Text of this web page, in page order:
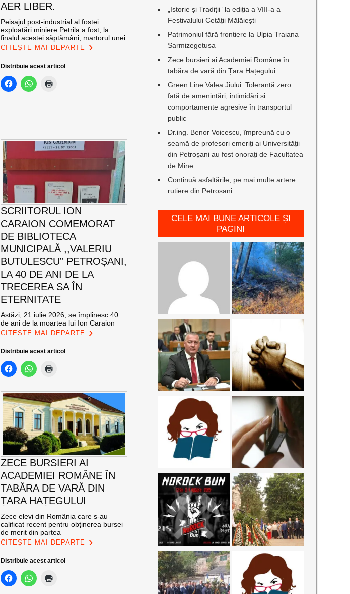
AER LIBER.
Peisajul post-industrial al fostei
exploatări miniere Petrila a fost, la
finalul acestei săptămâni, martorul unei
CITEȘTE MAI DEPARTE
Distribuie acest articol
SCRIITORUL ION
CARAION COMEMORAT
DE BIBLIOTECA
MUNICIPALĂ ,,VALERIU
BUTULESCU” PETROȘANI,
LA 40 DE ANI DE LA
TRECEREA SA ÎN
ETERNITATE
Astăzi, 21 iulie 2026, se împlinesc 40
de ani de la moartea lui Ion Caraion
CITEȘTE MAI DEPARTE
Distribuie acest articol
ZECE BURSIERI AI
ACADEMIEI ROMÂNE ÎN
TABĂRA DE VARĂ DIN
ȚARA HAȚEGULUI
Zece elevi din România care s-au
calificat recent pentru obținerea bursei
de merit din partea
CITEȘTE MAI DEPARTE
Distribuie acest articol
„Istorie și Tradiții” la ediția a VIII-a a
Festivalului Cetății Mălăiești
Patrimoniul fără frontiere la Ulpia Traiana
Sarmizegetusa
Zece bursieri ai Academiei Române în
tabăra de vară din Țara Hațegului
Green Line Valea Jiului: Toleranță zero
față de amenințări, intimidări și
comportamente agresive în transportul
public
Dr.ing. Benor Voicescu, împreună cu o
seamă de profesori emeriți ai Universității
din Petroșani au fost onorați de Facultatea
de Mine
Continuă asfaltările, pe mai multe artere
rutiere din Petroșani
CELE MAI BUNE ARTICOLE ȘI
PAGINI